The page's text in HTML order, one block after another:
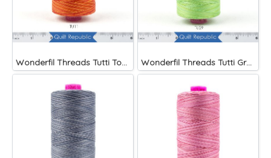
Wonderfil Threads Tutti Tomato Wonderfil Threads Tutti Grass